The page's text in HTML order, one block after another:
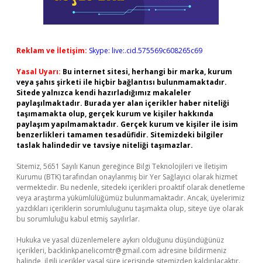
Reklam ve İletişim: Skype: live:.cid.575569c608265c69
Yasal Uyarı: Bu internet sitesi, herhangi bir marka, kurum
veya şahıs şirketi ile hiçbir bağlantısı bulunmamaktadır.
Sitede yalnızca kendi hazırladığımız makaleler
paylaşılmaktadır. Burada yer alan içerikler haber niteliği
taşımamakta olup, gerçek kurum ve kişiler hakkında
paylaşım yapılmamaktadır. Gerçek kurum ve kişiler ile isim
benzerlikleri tamamen tesadüfidir. Sitemizdeki bilgiler
taslak halindedir ve tavsiye niteliği taşımazlar.
Sitemiz, 5651 Sayılı Kanun gereğince Bilgi Teknolojileri ve İletişim
Kurumu (BTK) tarafından onaylanmış bir Yer Sağlayıcı olarak hizmet
vermektedir. Bu nedenle, sitedeki içerikleri proaktif olarak denetleme
veya araştırma yükümlülüğümüz bulunmamaktadır. Ancak, üyelerimiz
yazdıkları içeriklerin sorumluluğunu taşımakta olup, siteye üye olarak
bu sorumluluğu kabul etmiş sayılırlar.
Hukuka ve yasal düzenlemelere aykırı olduğunu düşündüğünüz
içerikleri, backlinkpanelicomtr@gmail.com adresine bildirmeniz
halinde, ilgili içerikler yasal süre içerisinde sitemizden kaldırılacaktır.